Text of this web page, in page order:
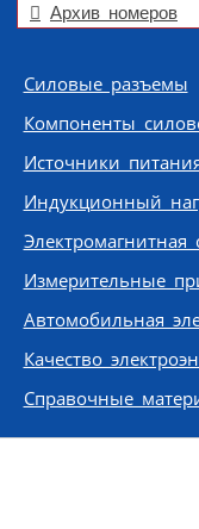
Архив номеров
Skip to content
Силовые разъемы
Компоненты
Источники
Индукционный
Электромагнитная
Измерительные
Автомобильная
Качество
Справочные